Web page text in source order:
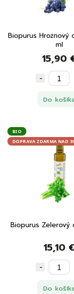
Biopurus Hroznový
ml
15,90
Do
BIO
DOPRAVA ZDARMA NAD
Biopurus Zelerový
15,10 €
Do